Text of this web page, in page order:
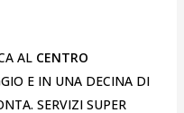
AL CENTRO
E IN UNA DECINA DI
SERVIZI SUPER